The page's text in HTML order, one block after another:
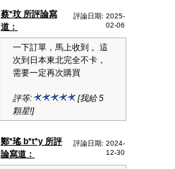
蔡*玟 所評論寫
道：
評論日期: 2025-
02-06
一下訂單，馬上收到 。這
次到日本東北完全不卡，
需要一定再次購買
評等:
[我給 5
顆星!]
鄭*瑤 b*t*y 所評
論寫道：
評論日期: 2024-
12-30